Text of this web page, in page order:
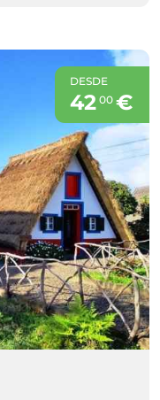
DESDE
42 00€